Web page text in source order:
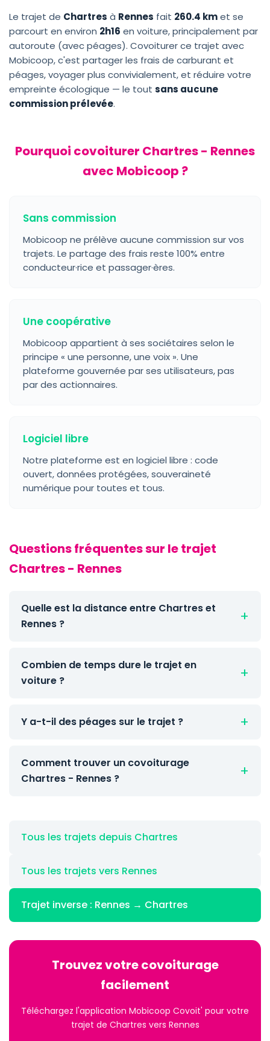
Le trajet de Chartres à Rennes fait 260.4 kmet se
parcourt en environ 2h16 en voiture, principalement par
autoroute (avec péages). Covoiturer ce trajet avec
Mobicoop, c'est partager les frais de carburant et
péages, voyager plus convivialement, et réduire votre
empreinte écologique — le tout sans aucune
commission prélevée.
Pourquoi covoiturer Chartres - Rennes
avec Mobicoop ?
Sans commission
Mobicoop ne prélève aucune commission sur vos
trajets. Le partage des frais reste 100% entre
conducteur·rice et passager·ères.
Une coopérative
Mobicoop appartient à ses sociétaires selon le
principe « une personne, une voix ». Une
plateforme gouvernée par ses utilisateurs, pas
par des actionnaires.
Logiciel libre
Notre plateforme est en logiciel libre : code
ouvert, données protégées, souveraineté
numérique pour toutes et tous.
Questions fréquentes sur le trajet
Chartres - Rennes
Quelle est la distance entre Chartres et
Rennes ?
Combien de temps dure le trajet en
voiture ?
Y a-t-il des péages sur le trajet ?
Comment trouver un covoiturage
Chartres - Rennes ?
Tous les trajets depuis Chartres
Tous les trajets vers Rennes
Trajet inverse : Rennes → Chartres
Trouvez votre covoiturage
facilement
Téléchargez l'application Mobicoop Covoit' pour votre
trajet de Chartres vers Rennes